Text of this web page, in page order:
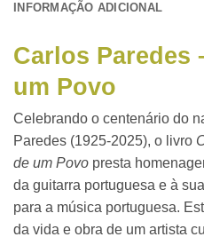
INFORMAÇÃO ADICIONAL
Carlos Paredes
um Povo
Celebrando o centenário do
Paredes (1925-2025), o livro
de um Povo presta
da guitarra portuguesa e à
para a música portuguesa.
da vida e obra de um artista